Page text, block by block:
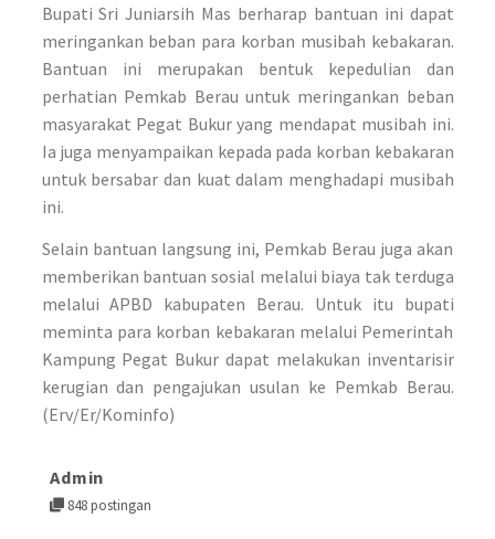
Bupati Sri Juniarsih Mas berharap bantuan ini dapat
meringankan beban para korban musibah kebakaran.
Bantuan ini merupakan bentuk kepedulian dan
perhatian Pemkab Berau untuk meringankan beban
masyarakat Pegat Bukur yang mendapat musibah ini.
Ia juga menyampaikan kepada pada korban kebakaran
untuk bersabar dan kuat dalam menghadapi musibah
ini.
Selain bantuan langsung ini, Pemkab Berau juga akan
memberikan bantuan sosial melalui biaya tak terduga
melalui APBD kabupaten Berau. Untuk itu bupati
meminta para korban kebakaran melalui Pemerintah
Kampung Pegat Bukur dapat melakukan inventarisir
kerugian dan pengajukan usulan ke Pemkab Berau.
(Erv/Er/Kominfo)
Admin
848 postingan